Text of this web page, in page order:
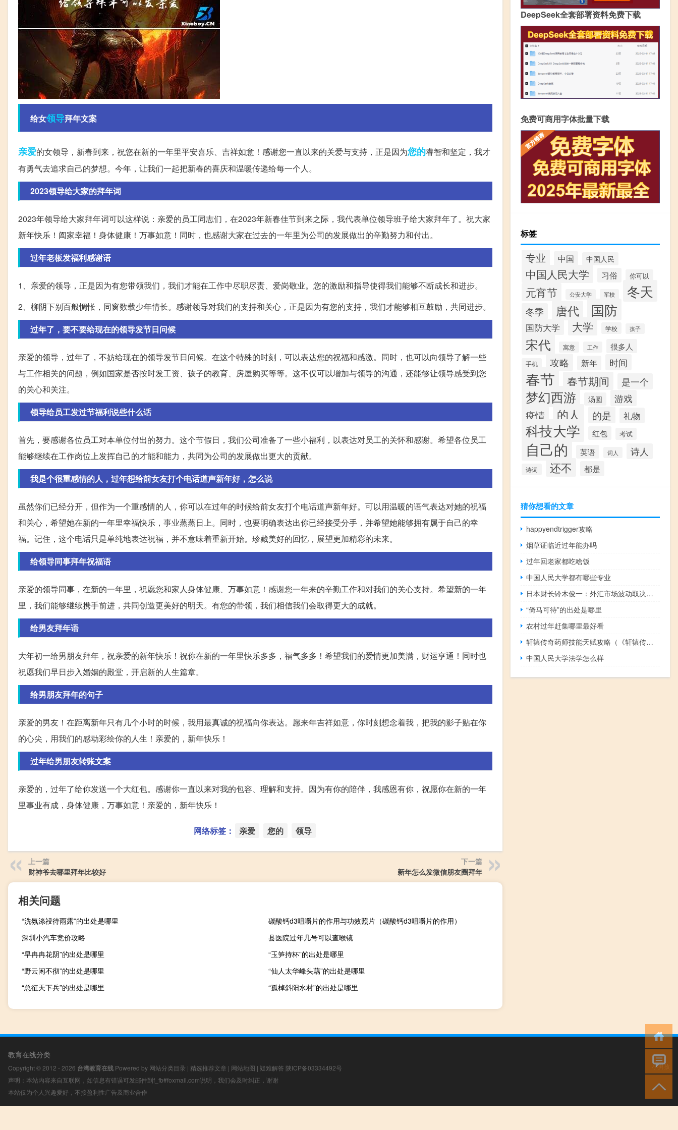
给女领导拜年文案
亲爱的女领导，新春到来，祝您在新的一年里平安喜乐、吉祥如意！感谢您一直以来的关爱与支持，正是因为您的睿智和坚定，我才
有勇气去追求自己的梦想。今年，让我们一起把新春的喜庆和温暖传递给每一个人。
2023领导给大家的拜年词
2023年领导给大家拜年词可以这样说：亲爱的员工同志们，在2023年新春佳节到来之际，我代表单位领导班子给大家拜年了。祝大家
新年快乐！阖家幸福！身体健康！万事如意！同时，也感谢大家在过去的一年里为公司的发展做出的辛勤努力和付出。
过年老板发福利感谢语
1、亲爱的领导，正是因为有您带领我们，我们才能在工作中尽职尽责、爱岗敬业。您的激励和指导使得我们能够不断成长和进步。
2、柳阴下别百般惆怅，同窗数载少年情长。感谢领导对我们的支持和关心，正是因为有您的支持，我们才能够相互鼓励，共同进步。
过年了，要不要给现在的领导发节日问候
亲爱的领导，过年了，不妨给现在的领导发节日问候。在这个特殊的时刻，可以表达您的祝福和感激。同时，也可以向领导了解一些
与工作相关的问题，例如国家是否按时发工资、孩子的教育、房屋购买等等。这不仅可以增加与领导的沟通，还能够让领导感受到您
的关心和关注。
领导给员工发过节福利说些什么话
首先，要感谢各位员工对本单位付出的努力。这个节假日，我们公司准备了一些小福利，以表达对员工的关怀和感谢。希望各位员工
能够继续在工作岗位上发挥自己的才能和能力，共同为公司的发展做出更大的贡献。
我是个很重感情的人，过年想给前女友打个电话道声新年好，怎么说
虽然你们已经分开，但作为一个重感情的人，你可以在过年的时候给前女友打个电话道声新年好。可以用温暖的语气表达对她的祝福
和关心，希望她在新的一年里幸福快乐，事业蒸蒸日上。同时，也要明确表达出你已经接受分手，并希望她能够拥有属于自己的幸
福。记住，这个电话只是单纯地表达祝福，并不意味着重新开始。珍藏美好的回忆，展望更加精彩的未来。
给领导同事拜年祝福语
亲爱的领导同事，在新的一年里，祝愿您和家人身体健康、万事如意！感谢您一年来的辛勤工作和对我们的关心支持。希望新的一年
里，我们能够继续携手前进，共同创造更美好的明天。有您的带领，我们相信我们会取得更大的成就。
给男友拜年语
大年初一给男朋友拜年，祝亲爱的新年快乐！祝你在新的一年里快乐多多，福气多多！希望我们的爱情更加美满，财运亨通！同时也
祝愿我们早日步入婚姻的殿堂，开启新的人生篇章。
给男朋友拜年的句子
亲爱的男友！在距离新年只有几个小时的时候，我用最真诚的祝福向你表达。愿来年吉祥如意，你时刻想念着我，把我的影子贴在你
的心尖，用我们的感动彩绘你的人生！亲爱的，新年快乐！
过年给男朋友转账文案
亲爱的，过年了给你发送一个大红包。感谢你一直以来对我的包容、理解和支持。因为有你的陪伴，我感恩有你，祝愿你在新的一年
里事业有成，身体健康，万事如意！亲爱的，新年快乐！
网络标签： 亲爱 您的 领导
上一篇
财神爷去哪里拜年比较好
下一篇
新年怎么发微信朋友圈拜年
相关问题
“洗氛涤祲待雨露”的出处是哪里
碳酸钙d3咀嚼片的作用与功效照片（碳酸钙d3咀嚼片的作用）
深圳小汽车竞价攻略
县医院过年几号可以查喉镜
“早冉冉花阴”的出处是哪里
“玉笋持杯”的出处是哪里
“野云闲不彻”的出处是哪里
“仙人太华峰头藕”的出处是哪里
“总征天下兵”的出处是哪里
“孤棹斜阳水村”的出处是哪里
DeepSeek全套部署资料免费下载
免费可商用字体批量下载
标签
专业 中国 中国人民
中国人民大学 习俗 你可以
元宵节 公安大学 军校 冬天
冬季 唐代 国防
国防大学 大学 学校 孩子
宋代 寓意 工作 很多人
手机 攻略 新年 时间
春节 春节期间 是一个
梦幻西游 汤圆 游戏
疫情 的人 的是 礼物
科技大学 红包 考试
自己的 英语 词人 诗人
诗词 还不 都是
猜你想看的文章
happyendtrigger攻略
烟草证临近过年能办吗
过年回老家都吃啥饭
中国人民大学都有哪些专业
日本财长铃木俊一：外汇市场波动取决于多种因素包括收益率等汇率稳定波动、反映基本面很重要不就当前汇率水平置评
“倚马可待”的出处是哪里
农村过年赶集哪里最好看
轩辕传奇药师技能天赋攻略（《轩辕传奇》药师职业PVP的优劣势详细心得）
中国人民大学法学怎么样
教育在线分类
Copyright © 2012 - 2026 台湾教育在线 Powered by 网站分类目录 | 精选推荐文章 | 网站地图 | 疑难解答 陕ICP备03334492号
声明：本站内容来自互联网，如信息有错误可发邮件到f_fb#foxmail.com说明，我们会及时纠正，谢谢
本站仅为个人兴趣爱好，不接盈利性广告及商业合作
小男孩